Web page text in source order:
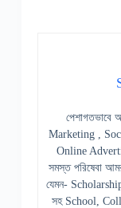
Marketing ,
Online
সমস্ত পরিষেবা
যেমন-
সহ School,